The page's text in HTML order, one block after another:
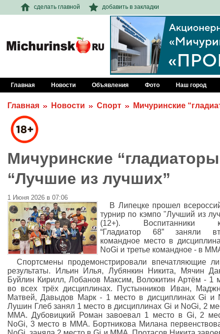
сделать главной добавить в закладки
Главная Новости Объявления Фото Наш город
Главная Новости Спорт Мичуринские
Мичуринские
“Лучшие из лучших”
1 Июня 2026 в 07:06
В Липецке прошел
турнир по кэмпо "Лучший из
(12+). Воспитанники
“Гладиатор 68” заняли
командное место в
NoGi и третье командное - в
Спортсмены продемонстрировали впечатляющие
результаты. Ильин Илья, Лубянкин Никита, Мячин
Буйлин Кирилл, Лобанов Максим, Волокитин Артём - 1
во всех трёх дисциплинах. Пустынников Иван,
Матвей, Давыдов Марк - 1 место в дисциплинах Gi и
Лушин Глеб занял 1 место в дисциплинах Gi и NоGi, 2
ММА. Дубовицкий Роман завоевал 1 место в Gi, 2
NoGi, 3 место в ММА. Бортникова Милана